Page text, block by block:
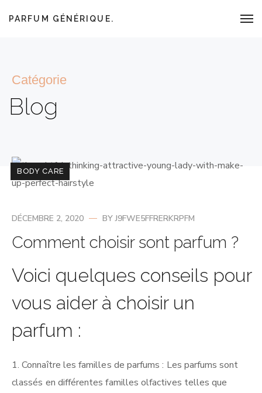
PARFUM GÉNÉRIQUE.
Catégorie
Blog
BODY CARE
DÉCEMBRE 2, 2020 BYJ9FWE5FFRERKRPFM
Comment choisir sont parfum ?
Voici quelques conseils pour
vous aider à choisir un
parfum :
Connaître les familles de parfums : Les parfums sont
classés en différentes familles olfactives telles que